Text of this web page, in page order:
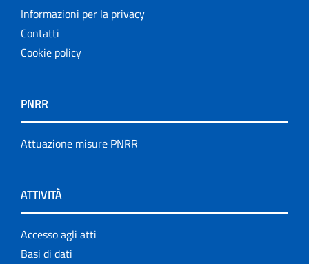
Informazioni per la privacy
Contatti
Cookie policy
PNRR
Attuazione misure PNRR
ATTIVITÀ
Accesso agli atti
Basi di dati